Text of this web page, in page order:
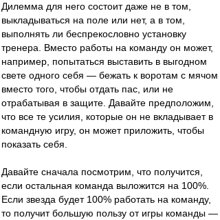
Дилемма для него состоит даже не в том,
выкладываться на поле или нет, а в том,
выполнять ли беспрекословно установку
тренера. Вместо работы на команду он может,
например, попытаться выставить в выгодном
свете одного себя — бежать к воротам с мячом
вместо того, чтобы отдать пас, или не
отрабатывая в защите. Давайте предположим,
что все те усилия, которые он не вкладывает в
командную игру, он может приложить, чтобы
показать себя.
Давайте сначала посмотрим, что получится,
если остальная команда выложится на 100%.
Если звезда будет 100% работать на команду,
то получит большую пользу от игры команды —